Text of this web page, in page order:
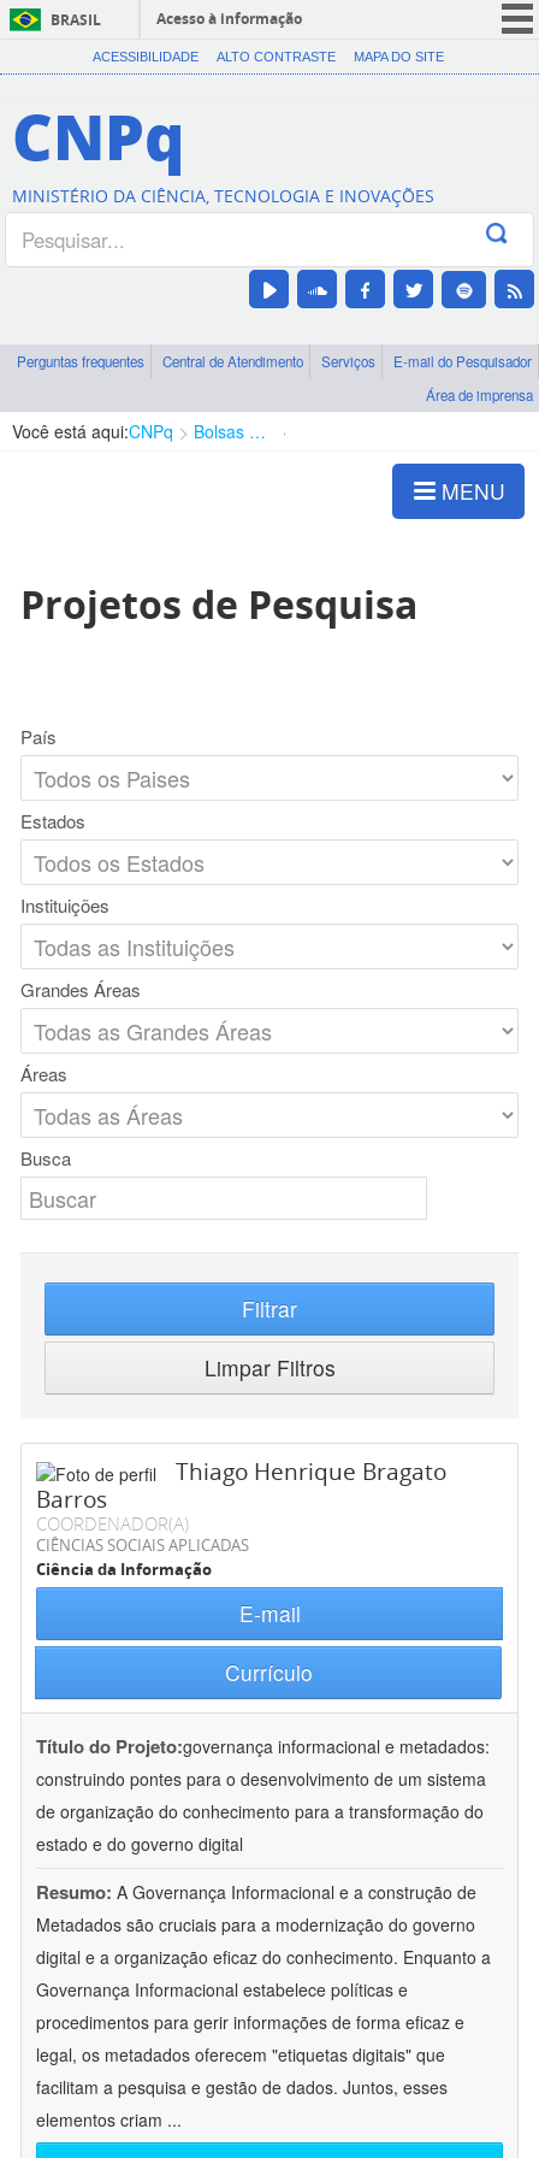
BRASIL
Acesso à informação
CORONAVÍRUS (COVID-19)
Canais
ACESSIBILIDADE ALTO CONTRASTE MAPA DO SITE
CNPq
MINISTÉRIO DA CIÊNCIA, TECNOLOGIA E INOVAÇÕES
Perguntas frequentes Central de Atendimento Serviços
E-mail do Pesquisador
Área de imprensa
Você está aqui:CNPq Bolsas e Auxílios Vigentes
MENU
Projetos de Pesquisa
País
Estados
Instituições
Grandes Áreas
Áreas
Busca
Filtrar
Limpar Filtros
Thiago Henrique Bragato
Barros
COORDENADOR(A)
CIÊNCIAS SOCIAIS APLICADAS
Ciência da Informação
E-mail
Currículo
Título do Projeto:governança informacional e metadados:
construindo pontes para o desenvolvimento de um sistema
de organização do conhecimento para a transformação do
estado e do governo digital
Resumo: A Governança Informacional e a construção de
Metadados são cruciais para a modernização do governo
digital e a organização eficaz do conhecimento. Enquanto a
Governança Informacional estabelece políticas e
procedimentos para gerir informações de forma eficaz e
legal, os metadados oferecem "etiquetas digitais" que
facilitam a pesquisa e gestão de dados. Juntos, esses
elementos criam ...